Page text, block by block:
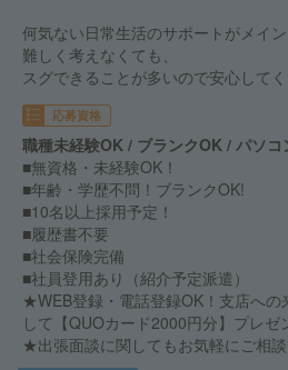
何気ない日常生活のサポートがメイン
難しく考えなくても、
スグできることが多いので安心してく
応募資格
職種未経験OK / ブランクOK / パソ
■無資格・未経験OK！
■年齢・学歴不問！ブランクOK!
■10名以上採用予定！
■履歴書不要
■社会保険完備
■社員登用あり（紹介予定派遣）
★WEB登録・電話登録OK！支店への
して【QUOカード2000円分】プレゼ
★出張面談に関してもお気軽にご相談